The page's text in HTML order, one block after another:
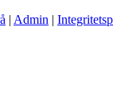
| Admin |